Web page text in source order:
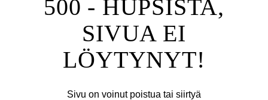
500 - HUPSISTA,
SIVUA EI
LÖYTYNYT!
Sivu on voinut poistua tai siirtyä